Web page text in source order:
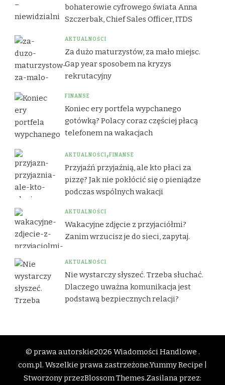
bohaterowie cyfrowego świata Anna
Szczerbak, Chief Sales Officer, ITDS
AKTUALNOŚCI
Za dużo maturzystów, za mało miejsc.
Gap year sposobem na kryzys
rekrutacyjny
FINANSE
Koniec ery portfela wypchanego
gotówką? Polacy coraz częściej płacą
telefonem na wakacjach
AKTUALNOŚCI FINANSE
Przyjaźń przyjaźnią, ale kto płaci za
pizzę? Jak nie pokłócić się o pieniądze
podczas wspólnych wakacji
AKTUALNOŚCI
Wakacyjne zdjęcie z przyjaciółmi?
Zanim wrzucisz je do sieci, zapytaj.
AKTUALNOŚCI
Nie wystarczy słyszeć. Trzeba słuchać.
Dlaczego uważna komunikacja jest
podstawą bezpiecznych relacji?
© prawa autorskie2026 Wiadomości Handlowe .
com.pl. Wszelkie prawa zastrzeżone.Yummy Recipe |
Stworzony przezBlossom Themes.Zasilana przez: